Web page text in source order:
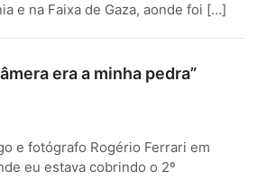
e na Faixa de Gaza, aonde foi […]
era a minha pedra”
e fotógrafo Rogério Ferrari em
eu estava cobrindo o 2º